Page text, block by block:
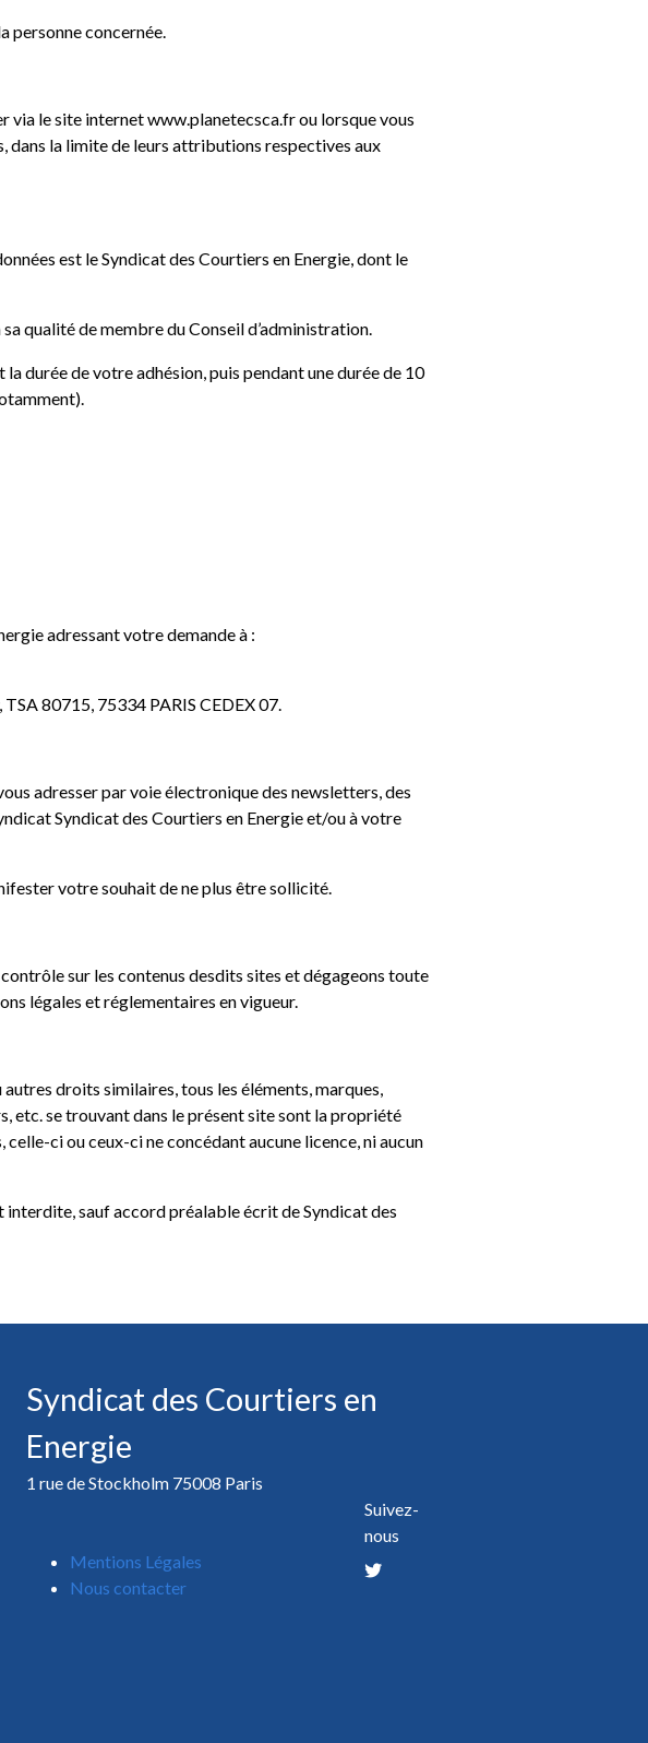
personne concernée.
via le site internet www.planetecsca.fr ou lorsque vous
dans la limite de leurs attributions respectives aux
est le Syndicat des Courtiers en Energie, dont le
qualité de membre du Conseil d’administration.
durée de votre adhésion, puis pendant une durée de 10
adressant votre demande à :
80715, 75334 PARIS CEDEX 07.
adresser par voie électronique des newsletters, des
Syndicat des Courtiers en Energie et/ou à votre
votre souhait de ne plus être sollicité.
sur les contenus desdits sites et dégageons toute
légales et réglementaires en vigueur.
droits similaires, tous les éléments, marques,
etc. se trouvant dans le présent site sont la propriété
ci ou ceux-ci ne concédant aucune licence, ni aucun
sauf accord préalable écrit de Syndicat des
Syndicat des Courtiers en
Energie
1 rue de Stockholm 75008 Paris
Mentions Légales
Nous contacter
Suivez-
nous